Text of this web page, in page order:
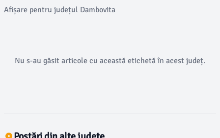
Afișare pentru județul Dambovita
Nu s-au găsit articole cu această etichetă în acest județ.